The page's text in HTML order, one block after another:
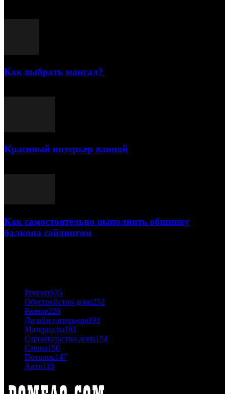
Как выбрать мангал?
Красивый интерьер ванной
Как самостоятельно выполнить обшивку
балкона сайдингом
Ремонт635
Обустройство дома252
Разное226
Дизайн интерьера191
Материалы181
Строительство дома154
Стены150
Потолок147
Авто118